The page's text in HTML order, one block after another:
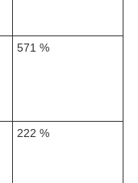
571 %
222 %